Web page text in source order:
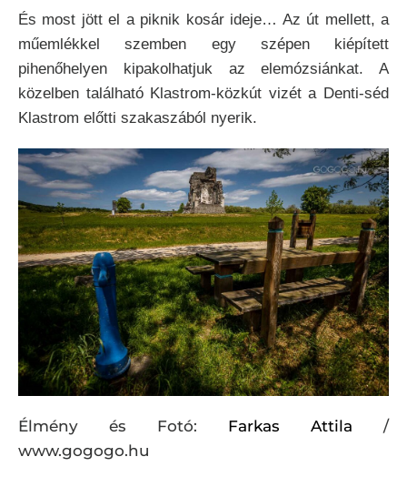
És most jött el a piknik kosár ideje… Az út mellett, a
műemlékkel szemben egy szépen kiépített
pihenőhelyen kipakolhatjuk az elemózsiánkat. A
közelben található Klastrom-közkút vizét a Denti-séd
Klastrom előtti szakaszából nyerik.
Élmény és Fotó: Farkas Attila /
www.gogogo.hu